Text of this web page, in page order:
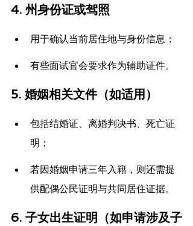
4. 州身份证或驾照
用于确认当前居住地与身份信息；
有些面试官会要求作为辅助证件。
5. 婚姻相关文件（如适用）
包括结婚证、离婚判决书、死亡证
明；
若因婚姻申请三年入籍，则还需提
供配偶公民证明与共同居住证据。
6. 子女出生证明（如申请涉及子